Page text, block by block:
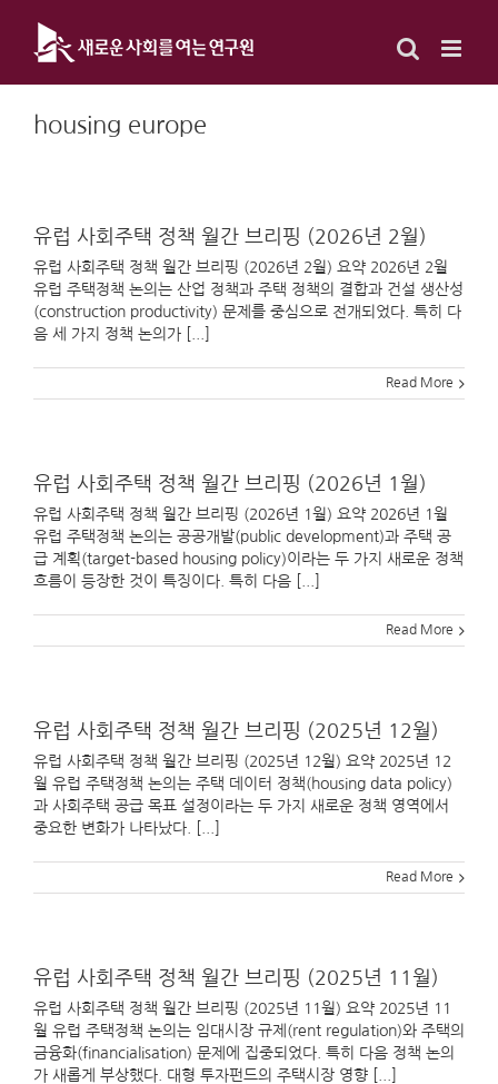
content
housing europe
유럽 사회주택 정책 월간 브리핑 (2026년 2월)
유럽 사회주택 정책 월간 브리핑 (2026년 2월) 요약 2026년 2월
유럽 주택정책 논의는 산업 정책과 주택 정책의 결합과 건설 생산성
(construction productivity) 문제를 중심으로 전개되었다. 특히 다
음 세 가지 정책 논의가 [...]
Read More
유럽 사회주택 정책 월간 브리핑 (2026년 1월)
유럽 사회주택 정책 월간 브리핑 (2026년 1월) 요약 2026년 1월
유럽 주택정책 논의는 공공개발(public development)과 주택 공
급 계획(target-based housing policy)이라는 두 가지 새로운 정책
흐름이 등장한 것이 특징이다. 특히 다음 [...]
Read More
유럽 사회주택 정책 월간 브리핑 (2025년 12월)
유럽 사회주택 정책 월간 브리핑 (2025년 12월) 요약 2025년 12
월 유럽 주택정책 논의는 주택 데이터 정책(housing data policy)
과 사회주택 공급 목표 설정이라는 두 가지 새로운 정책 영역에서
중요한 변화가 나타났다. [...]
Read More
유럽 사회주택 정책 월간 브리핑 (2025년 11월)
유럽 사회주택 정책 월간 브리핑 (2025년 11월) 요약 2025년 11
월 유럽 주택정책 논의는 임대시장 규제(rent regulation)와 주택의
금융화(financialisation) 문제에 집중되었다. 특히 다음 정책 논의
가 새롭게 부상했다. 대형 투자펀드의 주택시장 영향 [...]